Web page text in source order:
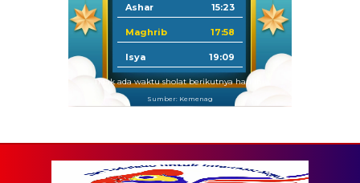
Ashar 15:23
Maghrib 17:58
Isya 19:09
Tidak ada waktu sholat berikutnya hari ini.
Sumber: Kemenag